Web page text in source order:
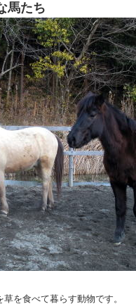
馬たち
を食べて暮らす動物です。